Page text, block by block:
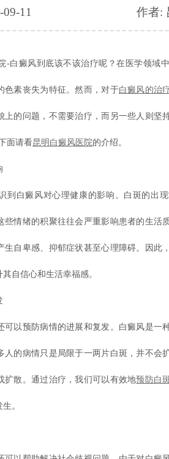
11 作者:
-白癜风到底该不该治疗呢？在医学领域
色素丧失为特征。然而，对于白癜风的治
上的问题，不需要治疗，而另一些人则坚
面请看昆明白癜风医院的介绍。
白癜风对心理健康的影响。白斑的出现
些情绪的积聚往往会严重影响患者的生活
生自卑感、抑郁症状甚至心理障碍。因此
自信心和生活幸福感。
可以预防病情的进展和复发。白癜风是一
人的病情只是局限于一两片白斑，并不会
扩散。通过治疗，我们可以有效地预防白
。